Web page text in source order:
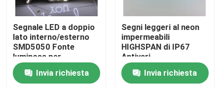
Prodotti
Circa noi
Segnale LED a doppio
lato interno/esterno
SMD5050 Fonte
luminosa per
pubblicità
accattivanteInvia richiesta
Segni leggeri al neon
impermeabili
HIGHSPAN di IP67
Antivari
Invia richiesta